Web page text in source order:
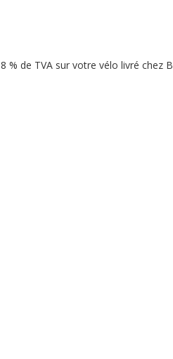
8 % de TVA sur votre vélo livré chez